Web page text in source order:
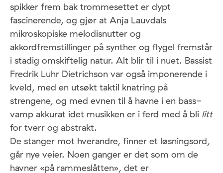
spikker frem bak trommesettet er dypt
fascinerende, og gjør at Anja Lauvdals
mikroskopiske melodisnutter og
akkordfremstillinger på synther og flygel fremstår
i stadig omskiftelig natur. Alt blir til i nuet. Bassist
Fredrik Luhr Dietrichson var også imponerende i
kveld, med en utsøkt taktil knatring på
strengene, og med evnen til å havne i en bass-
vamp akkurat idet musikken er i ferd med å bli litt
for tverr og abstrakt.
De stanger mot hverandre, finner et løsningsord,
går nye veier. Noen ganger er det som om de
havner «på rammeslåtten», det er